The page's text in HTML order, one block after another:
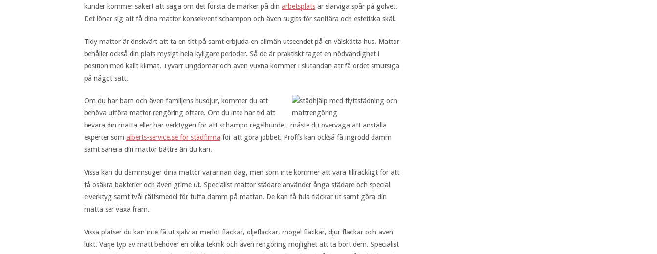
kunder kommer säkert att säga om det första de märker på din arbetsplats är slarviga spår på golvet.
Det lönar sig att få dina mattor konsekvent schampon och även sugits för sanitära och estetiska skäl.
Tidy mattor är önskvärt att ta en titt på samt erbjuda en allmän utseendet på en välskötta hus. Mattor
behåller också din plats mysigt hela kyligare perioder. Så de är praktiskt taget en nödvändighet i
position med kallt klimat. Tyvärr ungdomar och även vuxna kommer i slutändan att få ordet smutsiga
på något sätt.
Om du har barn och även familjens husdjur, kommer du att
behöva utföra mattor rengöring oftare. Om du inte har tid att
bevara din matta eller har verktygen för att schampo regelbundet, måste du överväga att anställa
experter som alberts-service.se för städfirma för att göra jobbet. Proffs kan också få ingrodd damm
samt sanera din mattor bättre än du kan.
Vissa kan du dammsuger dina mattor varannan dag, men som inte kommer att vara tillräckligt för att
få osäkra bakterier och även grime ut. Specialist mattor städare använder ånga städare och special
elverktyg samt tvål rättsmedel för tuffa damm på mattan. De kan få fula fläckar ut samt göra din
matta ser växa fram.
Vissa platser du kan inte få ut själv är merlot fläckar, oljefläckar, mögel fläckar, djur fläckar och även
lukt. Varje typ av matt behöver en olika teknik och även rengöring möjlighet att ta bort dem. Specialist